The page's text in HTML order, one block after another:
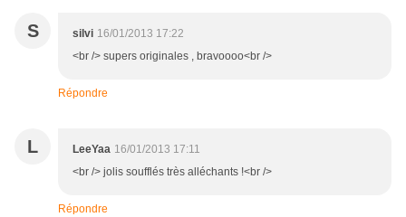
S silvi 16/01/2013 17:22
<br /> supers originales , bravoooo<br />
Répondre
L LeeYaa 16/01/2013 17:11
<br /> jolis soufflés très alléchants !<br />
Répondre